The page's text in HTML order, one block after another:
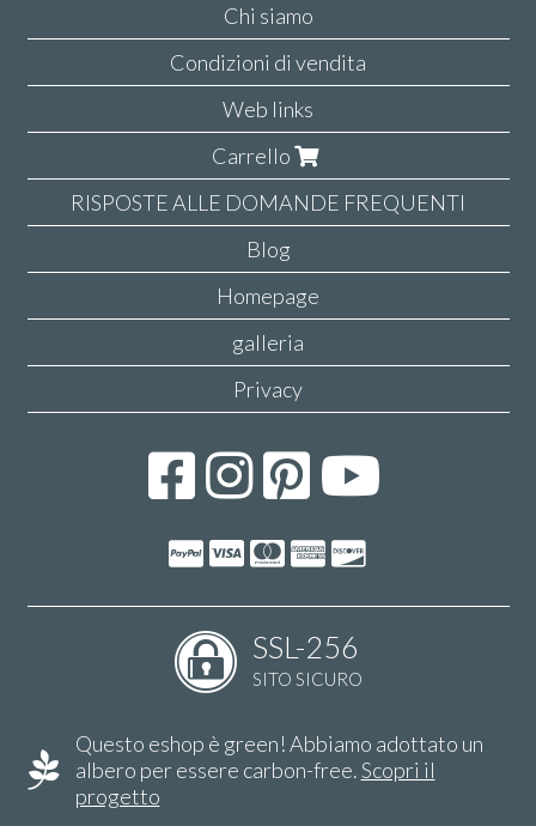
Chi siamo
Condizioni di vendita
Web links
Carrello
RISPOSTE ALLE DOMANDE FREQUENTI
Blog
Homepage
galleria
Privacy
SSL-256
SITO SICURO
Questo eshop è green! Abbiamo adottato un
albero per essere carbon-free.Scopri il
progetto